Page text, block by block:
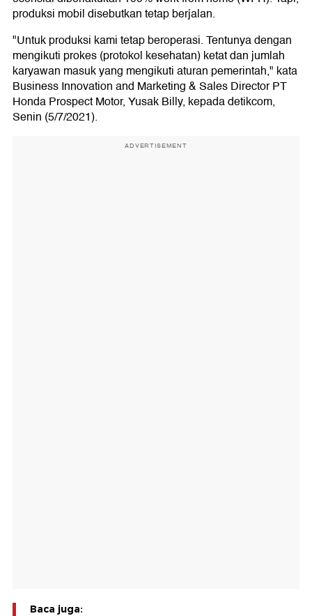
produksi mobil disebutkan tetap berjalan.
"Untuk produksi kami tetap beroperasi. Tentunya dengan
mengikuti prokes (protokol kesehatan) ketat dan jumlah
karyawan masuk yang mengikuti aturan pemerintah," kata
Business Innovation and Marketing & Sales Director PT
Honda Prospect Motor, Yusak Billy, kepada detikcom,
Senin (5/7/2021).
ADVERTISEMENT
Baca juga: